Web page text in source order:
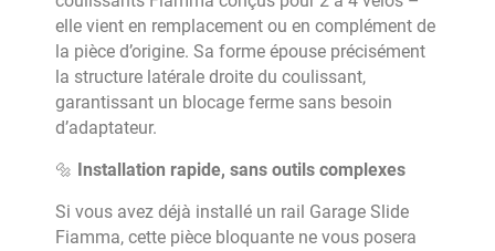
elle vient en remplacement ou en complément de
la pièce d’origine. Sa forme épouse précisément
la structure latérale droite du coulissant,
garantissant un blocage ferme sans besoin
d’adaptateur.
🔩 Installation rapide, sans outils complexes
Si vous avez déjà installé un rail Garage Slide
Fiamma, cette pièce bloquante ne vous posera